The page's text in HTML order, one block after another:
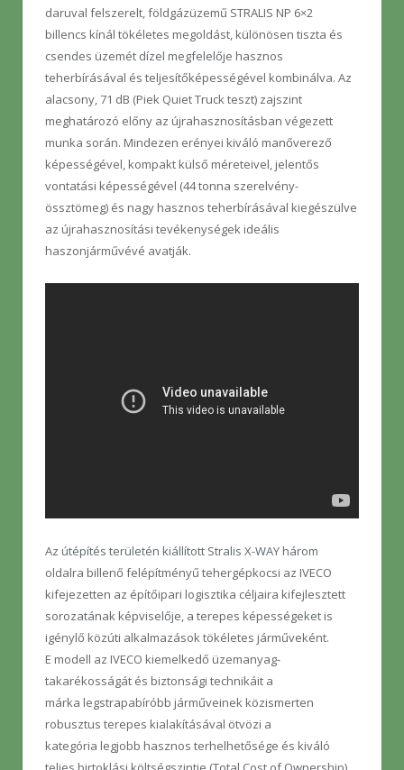
daruval felszerelt, földgázüzemű STRALIS NP 6×2
billencs kínál tökéletes megoldást, különösen tiszta és
csendes üzemét dízel megfelelője hasznos
teherbírásával és teljesítőképességével kombinálva. Az
alacsony, 71 dB (Piek Quiet Truck teszt) zajszint
meghatározó előny az újrahasznosításban végezett
munka során. Mindezen erényei kiváló manőverező
képességével, kompakt külső méreteivel, jelentős
vontatási képességével (44 tonna szerelvény-
össztömeg) és nagy hasznos teherbírásával kiegészülve
az újrahasznosítási tevékenységek ideális
haszonjárművévé avatják.
Az útépítés területén kiállított Stralis X-WAY három
oldalra billenő felépítményű tehergépkocsi az IVECO
kifejezetten az építőipari logisztika céljaira kifejlesztett
sorozatának képviselője, a terepes képességeket is
igénylő közúti alkalmazások tökéletes járműveként.
E modell az IVECO kiemelkedő üzemanyag-
takarékosságát és biztonsági technikáit a
márka legstrapabíróbb járműveinek közismerten
robusztus terepes kialakításával ötvözi a
kategória legjobb hasznos terhelhetősége és kiváló